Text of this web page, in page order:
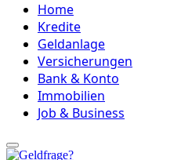
Home
Kredite
Geldanlage
Versicherungen
Bank & Konto
Immobilien
Job & Business